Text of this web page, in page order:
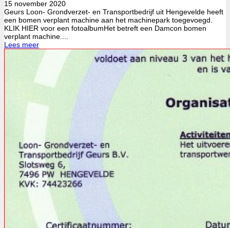
15 november 2020
Geurs Loon- Grondverzet- en Transportbedrijf uit Hengevelde heeft
een bomen verplant machine aan het machinepark toegevoegd.
KLIK HIER voor een fotoalbumHet betreft een Damcon bomen
verplant machine....
Lees meer